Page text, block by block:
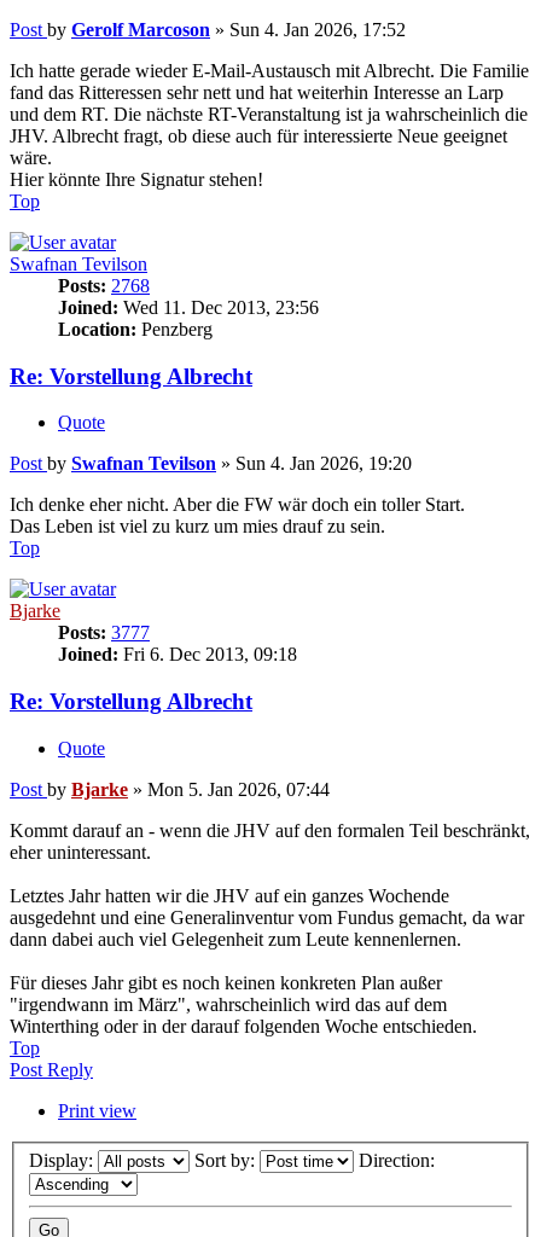
Post by Gerolf Marcoson » Sun 4. Jan 2026, 17:52
Ich hatte gerade wieder E-Mail-Austausch mit Albrecht. Die Familie
fand das Ritteressen sehr nett und hat weiterhin Interesse an Larp
und dem RT. Die nächste RT-Veranstaltung ist ja wahrscheinlich die
JHV. Albrecht fragt, ob diese auch für interessierte Neue geeignet
wäre.
Hier könnte Ihre Signatur stehen!
Top
Swafnan Tevilson
Posts: 2768
Joined: Wed 11. Dec 2013, 23:56
Location: Penzberg
Re: Vorstellung Albrecht
Quote
Post by Swafnan Tevilson » Sun 4. Jan 2026, 19:20
Ich denke eher nicht. Aber die FW wär doch ein toller Start.
Das Leben ist viel zu kurz um mies drauf zu sein.
Top
Bjarke
Posts: 3777
Joined: Fri 6. Dec 2013, 09:18
Re: Vorstellung Albrecht
Quote
Post by Bjarke » Mon 5. Jan 2026, 07:44
Kommt darauf an - wenn die JHV auf den formalen Teil beschränkt,
eher uninteressant.
Letztes Jahr hatten wir die JHV auf ein ganzes Wochende
ausgedehnt und eine Generalinventur vom Fundus gemacht, da war
dann dabei auch viel Gelegenheit zum Leute kennenlernen.
Für dieses Jahr gibt es noch keinen konkreten Plan außer
"irgendwann im März", wahrscheinlich wird das auf dem
Winterthing oder in der darauf folgenden Woche entschieden.
Top
Post Reply
Print view
Display: Sort by: Direction: